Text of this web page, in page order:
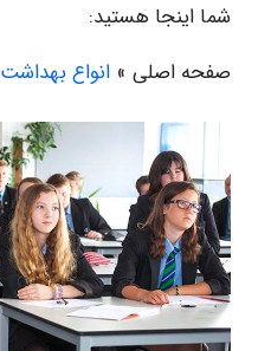
شما اینجا هستید:
صفحه اصلی » انواع بهداشت